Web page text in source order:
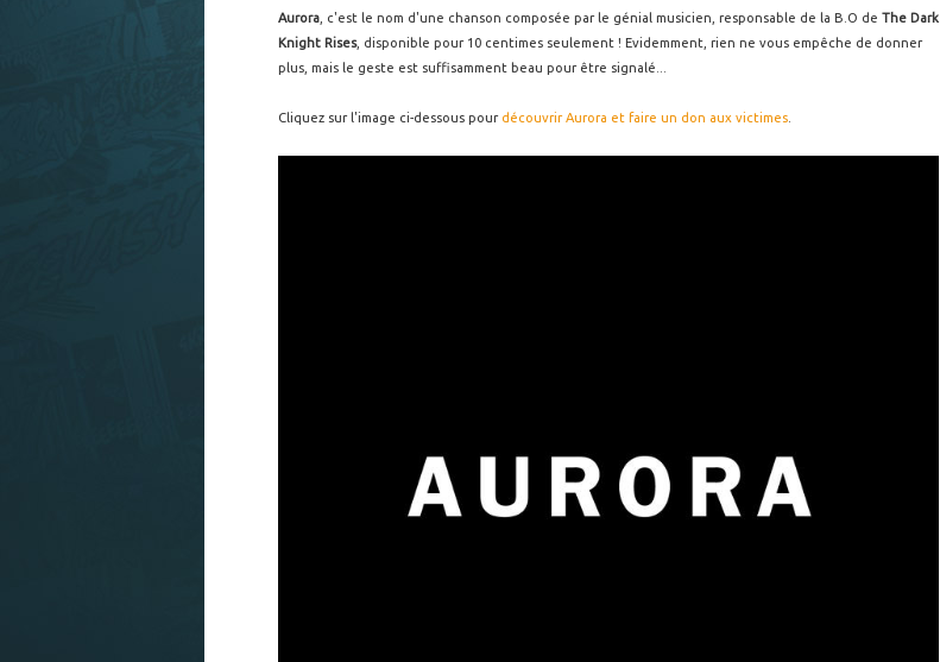
Aurora , c'est le nom d'une chanson composée par le génial musicien, responsable de la B.O de The Dark
Knight Rises, disponible pour 10 centimes seulement ! Evidemment, rien ne vous empêche de donner
plus, mais le geste est suffisamment beau pour être signalé...
Cliquez sur l'image ci-dessous pour découvrir Aurora et faire un don aux victimes